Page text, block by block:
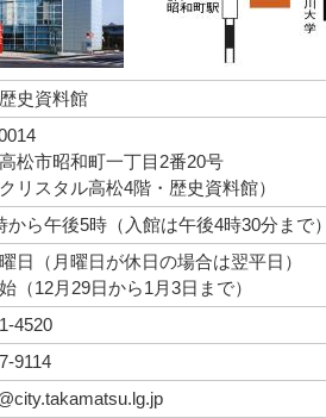
史資料館
松市昭和町一丁目2番20号
クリスタル高松4階・歴史資料館）
から午後5時（入館は午後4時30分まで
日（月曜日が休日の場合は翌平日）
（12月29日から1月3日まで）
4520
9114